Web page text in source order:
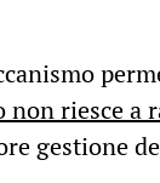
non riesce a
gestione